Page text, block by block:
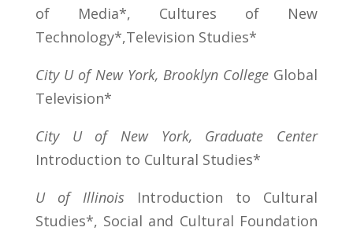
of Media*, Cultures of New
Technology*,Television Studies*
City U of New York, Brooklyn College Global
Television*
City U of New York, Graduate Center
Introduction to Cultural Studies*
U of Illinois Introduction to Cultural
Studies*, Social and Cultural Foundation